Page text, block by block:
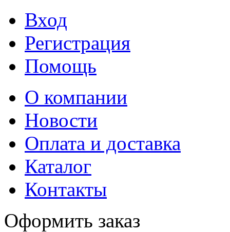
Вход
Регистрация
Помощь
О компании
Новости
Оплата и доставка
Каталог
Контакты
Оформить заказ